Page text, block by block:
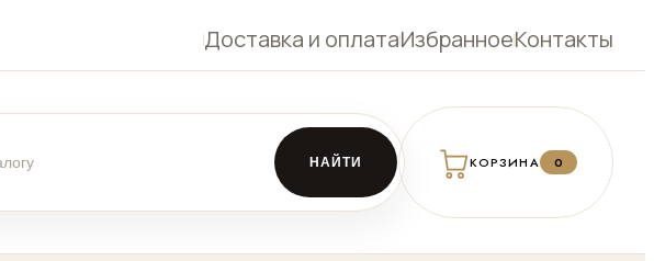
Доставка и оплатаИзбранноеКонтакты
НАЙТИ КОРЗИНА 0